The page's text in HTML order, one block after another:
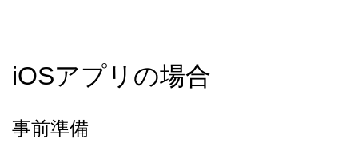
iOSアプリの場合
事前準備